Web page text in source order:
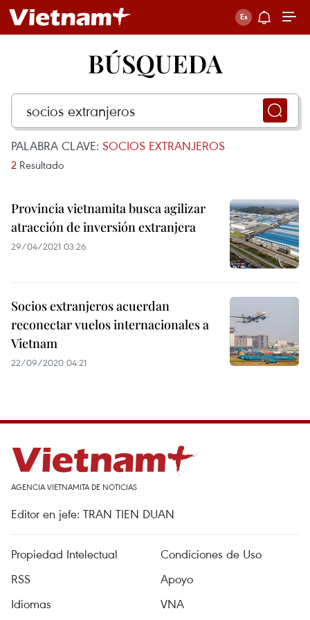
BÚSQUEDA
PALABRA CLAVE: SOCIOS EXTRANJEROS
2 Resultado
Provincia vietnamita busca agilizar
atracción de inversión extranjera
29/04/2021 03:26
Socios extranjeros acuerdan
reconectar vuelos internacionales a
Vietnam
22/09/2020 04:21
AGENCIA VIETNAMITA DE NOTICIAS
Editor en jefe: TRAN TIEN DUAN
Propiedad Intelectual
Condiciones de Uso
RSS
Apoyo
Idiomas
VNA